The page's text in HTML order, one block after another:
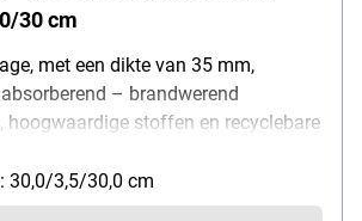
30 cm
met een dikte van 35 mm,
– brandwerend
hoogwaardige stoffen en recyclebare
3,5/30,0 cm